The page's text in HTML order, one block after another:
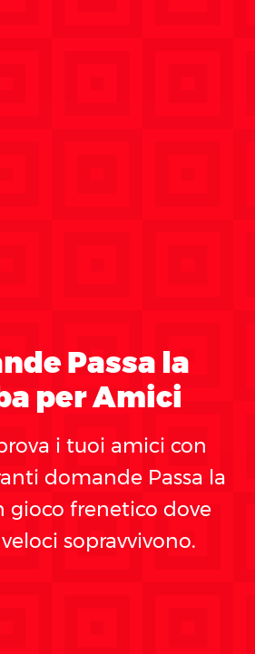
Passa la
per Amici
i tuoi amici con
domande Passa la
gioco frenetico dove
sopravvivono.